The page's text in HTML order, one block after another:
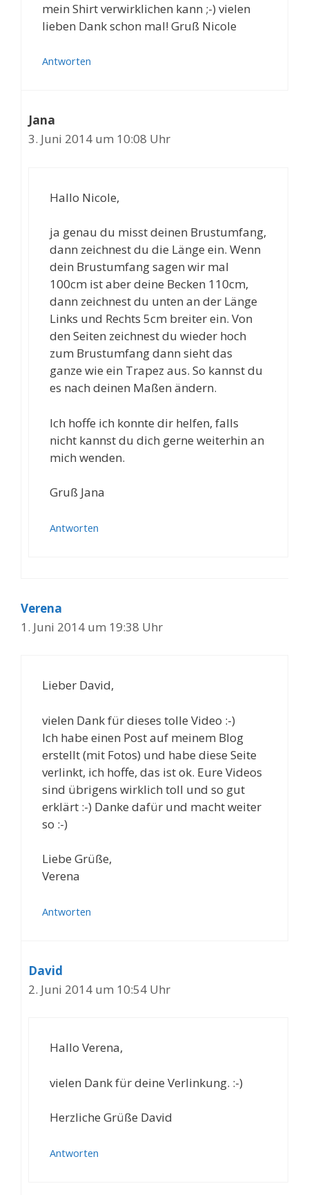
mein Shirt verwirklichen kann ;-) vielen
lieben Dank schon mal! Gruß Nicole
Antworten
Jana
3. Juni 2014 um 10:08 Uhr
Hallo Nicole,
ja genau du misst deinen Brustumfang,
dann zeichnest du die Länge ein. Wenn
dein Brustumfang sagen wir mal
100cm ist aber deine Becken 110cm,
dann zeichnest du unten an der Länge
Links und Rechts 5cm breiter ein. Von
den Seiten zeichnest du wieder hoch
zum Brustumfang dann sieht das
ganze wie ein Trapez aus. So kannst du
es nach deinen Maßen ändern.
Ich hoffe ich konnte dir helfen, falls
nicht kannst du dich gerne weiterhin an
mich wenden.
Gruß Jana
Antworten
Verena
1. Juni 2014 um 19:38 Uhr
Lieber David,
vielen Dank für dieses tolle Video :-)
Ich habe einen Post auf meinem Blog
erstellt (mit Fotos) und habe diese Seite
verlinkt, ich hoffe, das ist ok. Eure Videos
sind übrigens wirklich toll und so gut
erklärt :-) Danke dafür und macht weiter
so :-)
Liebe Grüße,
Verena
Antworten
David
2. Juni 2014 um 10:54 Uhr
Hallo Verena,
vielen Dank für deine Verlinkung. :-)
Herzliche Grüße David
Antworten